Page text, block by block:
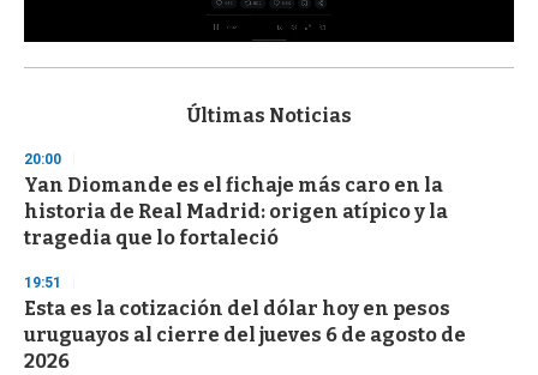
s
d
s
o
f
3
s
e
c
o
n
Últimas Noticias
20:00
Yan Diomande es el fichaje más caro en la
historia de Real Madrid: origen atípico y la
tragedia que lo fortaleció
19:51
Esta es la cotización del dólar hoy en pesos
uruguayos al cierre del jueves 6 de agosto de
2026